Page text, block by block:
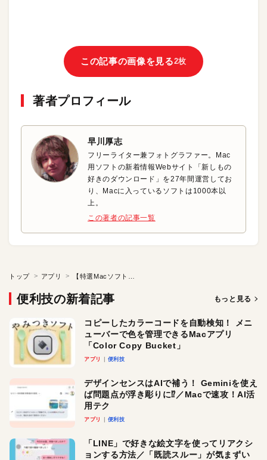
この記事の画像を見る2枚
著者プロフィール
早川厚志
フリーライター兼フォトグラファー。Mac
用ソフトの新着情報Webサイト「新しもの
好きのダウンロード」を27年間運営してお
り、Macに入っているソフトは1000本以
上。
この著者の記事一覧
トップ アプリ
便利技の新着記事 もっと見る
コピーしたカラーコードを自動検知！ メニ
ューバーで色を管理できるMacアプリ
「Color Copy Bucket」
アプリ 便利技
デザインセンスはAIで補う！ Geminiを使え
ば問題点が浮き彫りに⁉︎／Macで速攻！AI活
用テク
アプリ 便利技
「LINE」で好きな絵文字を使ってリアクシ
ョンする方法／「既読スルー」が気まずい